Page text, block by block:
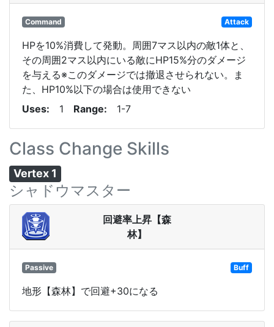
Command Attack
HPを10%消費して発動。周囲7マス以内の敵1体と、
その周囲2マス以内にいる敵にHP15%分のダメージ
を与える※このダメージでは撤退させられない。ま
た、HP10%以下の場合は使用できない
Uses
1 Range 1-7
Class Change Skills
Vertex 1
シャドウマスター
回避率上昇【森
林】
Passive Buff
地形【森林】で回避+30になる